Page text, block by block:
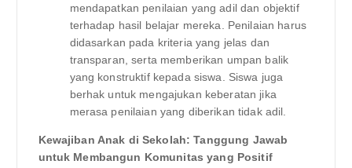
mendapatkan penilaian yang adil dan objektif
terhadap hasil belajar mereka. Penilaian harus
didasarkan pada kriteria yang jelas dan
transparan, serta memberikan umpan balik
yang konstruktif kepada siswa. Siswa juga
berhak untuk mengajukan keberatan jika
merasa penilaian yang diberikan tidak adil.
Kewajiban Anak di Sekolah: Tanggung Jawab
untuk Membangun Komunitas yang Positif